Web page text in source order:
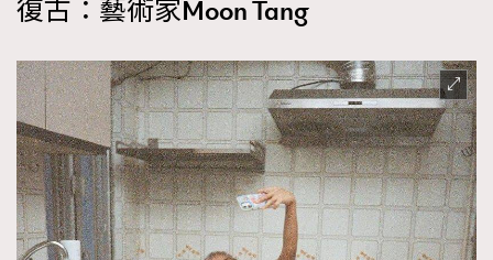
復古：藝術家Moon Tang